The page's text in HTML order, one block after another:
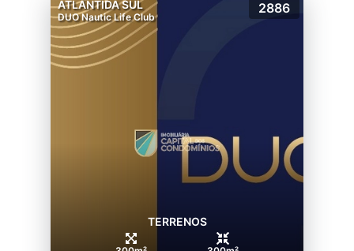
ATLÂNTIDA SUL
DUO Nautic Life Club
2886
TERRENOS